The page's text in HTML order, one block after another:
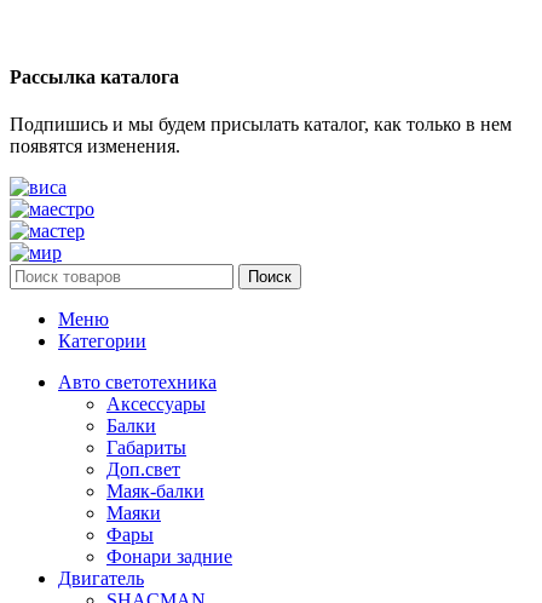
Рассылка каталога
Подпишись и мы будем присылать каталог, как только в нем
появятся изменения.
Поиск
Меню
Категории
Авто светотехника
Аксессуары
Балки
Габариты
Доп.свет
Маяк-балки
Маяки
Фары
Фонари задние
Двигатель